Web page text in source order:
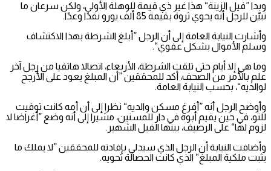
وبدا ”فيل الزينة“ هذا غير ذي قيمة للوهلة الأولى، ولكن سرعان ما
تبيّن للرجل أنه يحوي ثروة بقيمة 85 ألف يورو نقدًا وعدًا.
وأشارت النيابة العامة إلى أن الرجل ”أبلغ الشرطة بهذا الاكتشاف
وسلم الأموال بشكل عفوي“.
وما هي إلا أيام حتى تلقت الشرطة، الأربعاء، اتصالا هاتفيا من رجل آخر
علم بالأمر من الصحف، أكد للمحققين ”أن المبلغ يعود على الأرجح
لوالديه“، بحسب النيابة العامة.
وأوضح الرجل أنه ”أفرغ مسكن والديه“ نظرا إلى أن أمه كانت توفيت
للتو، في حين يقيم أبوه في دار للمسنين، مشيرا إلى أنه وضع ”أغراضا لا
لزوم لها“ على الرصيف، بينها الفيل الشهير.
وأضافت النيابة أن الرجل الذي سيدلي بإفادته للمحققين ”لا يملك ما
يثبت ملكية المبلغ“ الذي كانت الحصالة تحويه.